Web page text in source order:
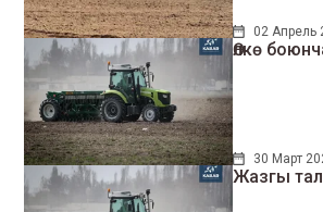
02 Апрель
Өлкө
30 Март
Жазгы